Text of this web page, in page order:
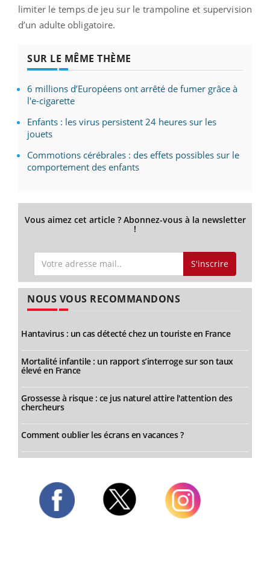
limiter le temps de jeu sur le trampoline et supervision
d’un adulte obligatoire.
SUR LE MÊME THÈME
6 millions d’Européens ont arrêté de fumer grâce à
l'e-cigarette
Enfants : les virus persistent 24 heures sur les
jouets
Commotions cérébrales : des effets possibles sur le
comportement des enfants
Vous aimez cet article ? Abonnez-vous à la newsletter
!
S'inscrire
NOUS VOUS RECOMMANDONS
Hantavirus : un cas détecté chez un touriste en France
Mortalité infantile : un rapport s’interroge sur son taux
élevé en France
Grossesse à risque : ce jus naturel attire l'attention des
chercheurs
Comment oublier les écrans en vacances ?